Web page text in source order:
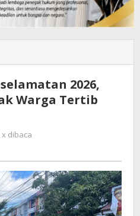
2026,
Warga Tertib
x dibaca